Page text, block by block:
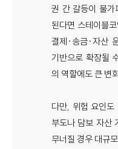
권 간 갈등이 불가
된다면 스테이블
결제·송금·자산
기반으로 확장될
의 역할에도 큰 변
다만, 위험 요인도
부도나 담보 자산
무너질 경우 대규